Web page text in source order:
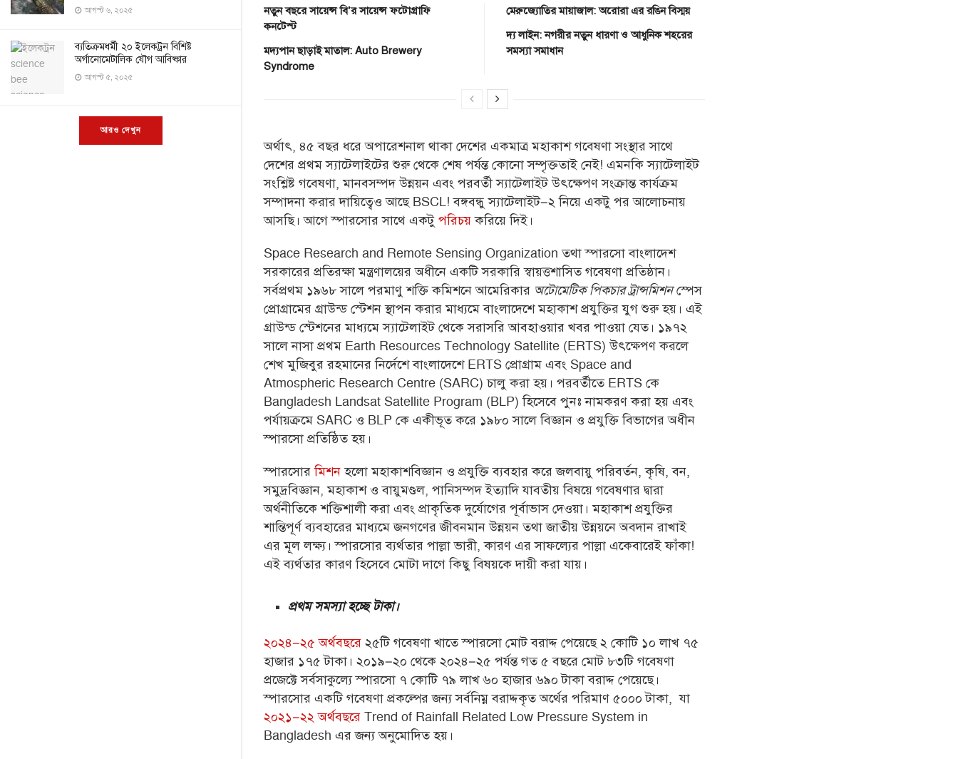
আগস্ট ৬, ২০২৫
ব্যতিক্রমধর্মী ২০ ইলেকট্রন বিশিষ্ট
অর্গানোমেটালিক যৌগ আবিষ্কার
আগস্ট ৫, ২০২৫
আরও দেখুন
নতুন বছরে সায়েন্স বি’র সায়েন্স ফটোগ্রাফি
কনটেস্ট
মদ্যপান ছাড়াই মাতাল: Auto Brewery
Syndrome
মেরুজ্যোতির মায়াজাল: অরোরা এর রঙিন বিস্ময়
দ্য লাইন: নগরীর নতুন ধারণা ও আধুনিক শহরের
সমস্যা সমাধান
অর্থাৎ, ৪৫ বছর ধরে অপারেশনাল থাকা দেশের একমাত্র মহাকাশ গবেষণা সংস্থার সাথে
দেশের প্রথম স্যাটেলাইটের শুরু থেকে শেষ পর্যন্ত কোনো সম্পৃক্ততাই নেই! এমনকি স্যাটেলাইট
সংশ্লিষ্ট গবেষণা, মানবসম্পদ উন্নয়ন এবং পরবর্তী স্যাটেলাইট উৎক্ষেপণ সংক্রান্ত কার্যক্রম
সম্পাদনা করার দায়িত্বেও আছে BSCL! বঙ্গবন্ধু স্যাটেলাইট–২ নিয়ে একটু পর আলোচনায়
আসছি। আগে স্পারসোর সাথে একটু পরিচয়করিয়ে দিই।
Space Research and Remote Sensing Organization তথা স্পারসো বাংলাদেশ
সরকারের প্রতিরক্ষা মন্ত্রণালয়ের অধীনে একটি সরকারি স্বায়ত্তশাসিত গবেষণা প্রতিষ্ঠান।
সর্বপ্রথম ১৯৬৮ সালে পরমাণু শক্তি কমিশনে আমেরিকার অটোমেটিক পিকচার ট্রান্সমিশনস্পেস
প্রোগ্রামের গ্রাউন্ড স্টেশন স্থাপন করার মাধ্যমে বাংলাদেশে মহাকাশ প্রযুক্তির যুগ শুরু হয়। এই
গ্রাউন্ড স্টেশনের মাধ্যমে স্যাটেলাইট থেকে সরাসরি আবহাওয়ার খবর পাওয়া যেত। ১৯৭২
সালে নাসা প্রথম Earth Resources Technology Satellite (ERTS) উৎক্ষেপণ করলে
শেখ মুজিবুর রহমানের নির্দেশে বাংলাদেশে ERTS প্রোগ্রাম এবং Space and
Atmospheric Research Centre (SARC) চালু করা হয়। পরবর্তীতে ERTS কে
Bangladesh Landsat Satellite Program (BLP) হিসেবে পুনঃ নামকরণ করা হয় এবং
পর্যায়ক্রমে SARC ও BLP কে একীভূত করে ১৯৮০ সালে বিজ্ঞান ও প্রযুক্তি বিভাগের অধীন
স্পারসো প্রতিষ্ঠিত হয়।
স্পারসোরমিশনহলো মহাকাশবিজ্ঞান ও প্রযুক্তি ব্যবহার করে জলবায়ু পরিবর্তন, কৃষি, বন,
সমুদ্রবিজ্ঞান, মহাকাশ ও বায়ুমণ্ডল, পানিসম্পদ ইত্যাদি যাবতীয় বিষয়ে গবেষণার দ্বারা
অর্থনীতিকে শক্তিশালী করা এবং প্রাকৃতিক দুর্যোগের পূর্বাভাস দেওয়া। মহাকাশ প্রযুক্তির
শান্তিপূর্ণ ব্যবহারের মাধ্যমে জনগণের জীবনমান উন্নয়ন তথা জাতীয় উন্নয়নে অবদান রাখাই
এর মূল লক্ষ্য। স্পারসোর ব্যর্থতার পাল্লা ভারী, কারণ এর সাফল্যের পাল্লা একেবারেই ফাঁকা!
এই ব্যর্থতার কারণ হিসেবে মোটা দাগে কিছু বিষয়কে দায়ী করা যায়।
প্রথম সমস্যা হচ্ছে টাকা।
২০২৪–২৫ অর্থবছরে ২৫টি গবেষণা খাতে স্পারসো মোট বরাদ্দ পেয়েছে ২ কোটি ১০ লাখ ৭৫
হাজার ১৭৫ টাকা। ২০১৯–২০ থেকে ২০২৪–২৫ পর্যন্ত গত ৫ বছরে মোট ৮৩টি গবেষণা
প্রজেক্টে সর্বসাকুল্যে স্পারসো ৭ কোটি ৭৯ লাখ ৬০ হাজার ৬৯০ টাকা বরাদ্দ পেয়েছে।
স্পারসোর একটি গবেষণা প্রকল্পের জন্য সর্বনিম্ন বরাদ্দকৃত অর্থের পরিমাণ ৫০০০ টাকা, যা
২০২১–২২ অর্থবছরে Trend of Rainfall Related Low Pressure System in
Bangladesh এর জন্য অনুমোদিত হয়।